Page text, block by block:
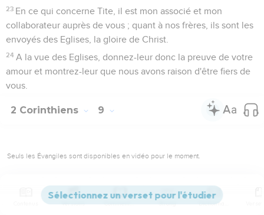
23 En ce qui concerne Tite, il est mon associé et mon
collaborateur auprès de vous ; quant à nos frères, ils sont les
envoyés des Eglises, la gloire de Christ.
24 A la vue des Eglises, donnez-leur donc la preuve de votre
amour et montrez-leur que nous avons raison d'être fiers de
vous.
2 Corinthiens 9
Seuls les Évangiles sont disponibles en vidéo pour le moment.
L'aide en faveur des frères
Il est superflu que je vous écrive au sujet de ce service en
Versions Commentaires Strong